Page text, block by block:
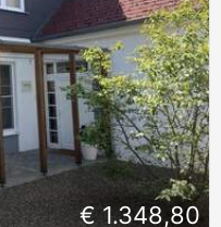
€ 1.348,80